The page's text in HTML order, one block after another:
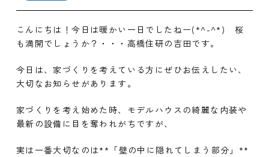
こんにちは！今日は暖かい一日でしたねー(*^-^*) 桜
も満開でしょうか？・・・高橋住研の吉田です。
今日は、家づくりを考えている方にぜひお伝えしたい、
大切なお知らせがあります。
家づくりを考え始めた時、モデルハウスの綺麗な内装や
最新の設備に目を奪われがちですが、
実は一番大切なのは**「壁の中に隠れてしまう部分」**